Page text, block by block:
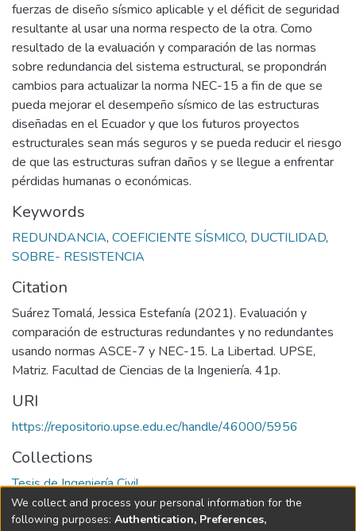
fuerzas de diseño sísmico aplicable y el déficit de seguridad
resultante al usar una norma respecto de la otra. Como
resultado de la evaluación y comparación de las normas
sobre redundancia del sistema estructural, se propondrán
cambios para actualizar la norma NEC-15 a fin de que se
pueda mejorar el desempeño sísmico de las estructuras
diseñadas en el Ecuador y que los futuros proyectos
estructurales sean más seguros y se pueda reducir el riesgo
de que las estructuras sufran daños y se llegue a enfrentar
pérdidas humanas o económicas.
Keywords
REDUNDANCIA, COEFICIENTE SÍSMICO, DUCTILIDAD,
SOBRE- RESISTENCIA
Citation
Suárez Tomalá, Jessica Estefanía (2021). Evaluación y
comparación de estructuras redundantes y no redundantes
usando normas ASCE-7 y NEC-15. La Libertad. UPSE,
Matriz. Facultad de Ciencias de la Ingeniería. 41p.
URI
https://repositorio.upse.edu.ec/handle/46000/5956
Collections
Tesis de Ingeniería Civil
Full item page
We collect and process your personal information for the
following purposes: Authentication, Preferences,